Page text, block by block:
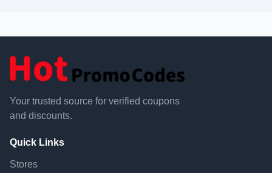
Your trusted source for verified coupons
and discounts.
Quick Links
Stores